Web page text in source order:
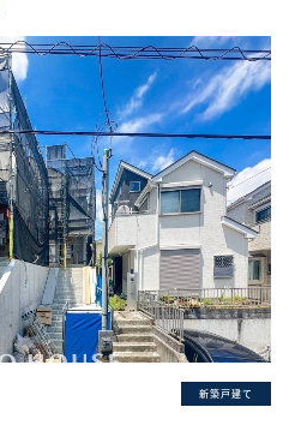
新築戸建て